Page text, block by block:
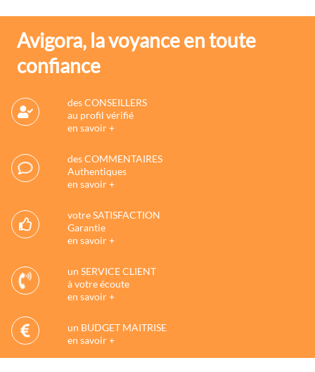
Avigora, la voyance en toute
confiance
des CONSEILLERS
au profil vérifié
en savoir +
des COMMENTAIRES
Authentiques
en savoir +
votre SATISFACTION
Garantie
en savoir +
un SERVICE CLIENT
à votre écoute
en savoir +
un BUDGET MAITRISE
en savoir +